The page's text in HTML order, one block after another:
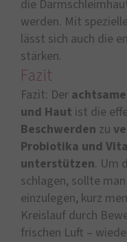
die
werden. Mit
lässt sich auch die
stärken.
Fazit
Fazit: Der
und Haut ist die
Beschwerden zu
Probiotika und
unterstützen. Um
schlagen, sollte
einzulegen, kurz
Kreislauf durch
frischen Luft –